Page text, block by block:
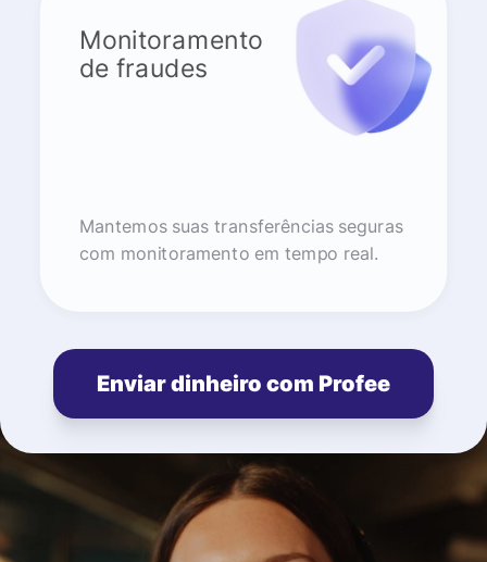
Monitoramento
de fraudes
Mantemos suas transferências seguras
com monitoramento em tempo real.
Enviar dinheiro com Profee